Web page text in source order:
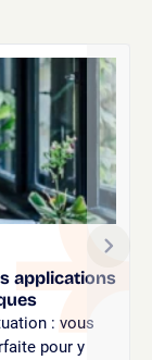
applications
: vous
pour y